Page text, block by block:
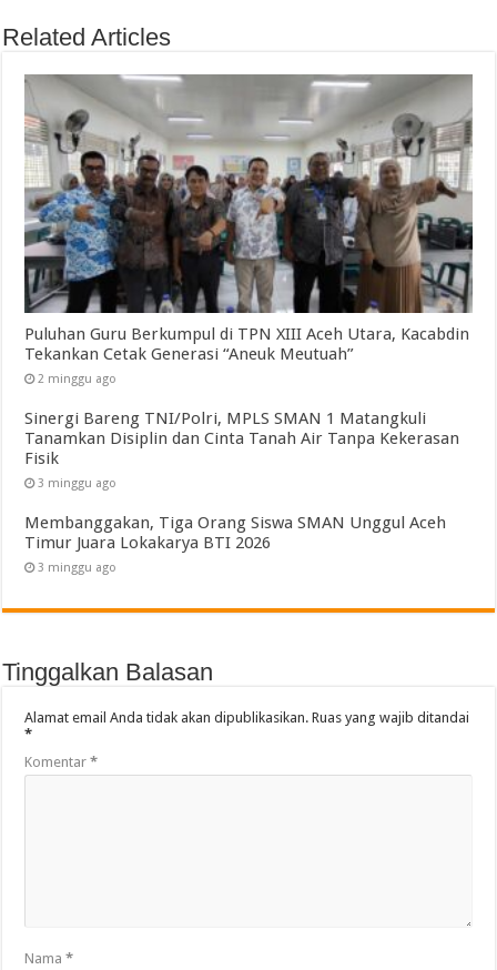
Related Articles
Puluhan Guru Berkumpul di TPN XIII Aceh Utara, Kacabdin
Tekankan Cetak Generasi “Aneuk Meutuah”
2 minggu ago
Sinergi Bareng TNI/Polri, MPLS SMAN 1 Matangkuli
Tanamkan Disiplin dan Cinta Tanah Air Tanpa Kekerasan
Fisik
3 minggu ago
Membanggakan, Tiga Orang Siswa SMAN Unggul Aceh
Timur Juara Lokakarya BTI 2026
3 minggu ago
Tinggalkan Balasan
Alamat email Anda tidak akan dipublikasikan. Ruas yang wajib ditandai
*
Komentar*
Nama*